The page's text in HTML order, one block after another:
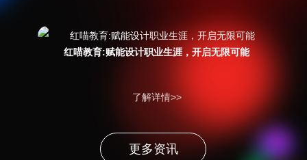
红喵教育:赋能设计职业生涯，开启无限可能
了解详情>>
更多资讯